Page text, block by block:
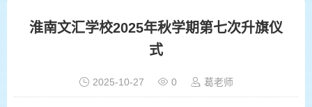
淮南文汇学校2025年秋学期第七次升旗仪
式
2025-10-27 0 葛老师